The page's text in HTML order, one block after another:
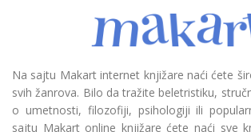
Na sajtu Makart internet knjižare naći ćete
svih žanrova. Bilo da tražite beletristiku,
o umetnosti, filozofiji, psihologiji ili
sajtu Makart online knjižare ćete naći sve